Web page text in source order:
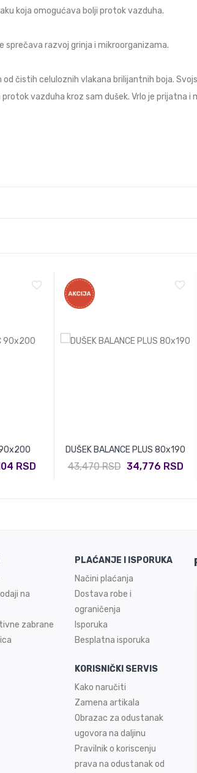
koja omogućava bolji protok vazduha.
sprečava razvoj grinja i mikroorganizama.
od čistih celuloznih vlakana brilijantnih boja.
vazduha kroz sam dušek. Vrlo je prijatna
90x200
RSD
DUŠEK BALANCE PLUS 80x190
43,470 RSD 34,776 RSD
na
zabrane
PLAĆANJE I ISPORUKA
Načini plaćanja
Dostava robe i
ograničenja
Isporuka
Besplatna isporuka
KORISNIČKI SERVIS
Kako naručiti
Zamena artikala
Obrazac za odustanak
ugovora na daljinu
Pravilnik o koriscenju
prava na odustanak od